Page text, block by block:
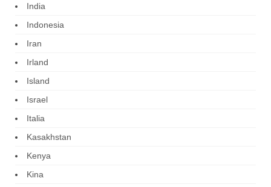
India
Indonesia
Iran
Irland
Island
Israel
Italia
Kasakhstan
Kenya
Kina